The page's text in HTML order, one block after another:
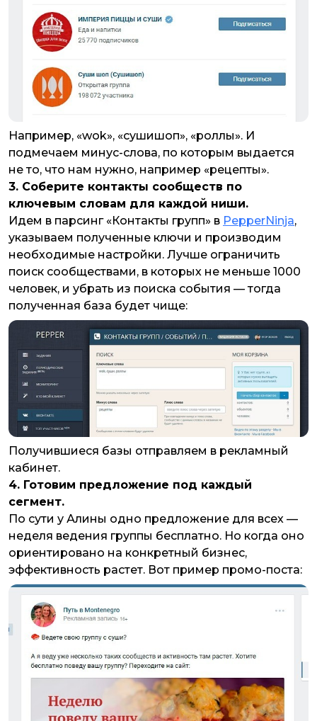
Например, «wok», «сушишоп», «роллы». И
подмечаем минус-слова, по которым выдается
не то, что нам нужно, например «рецепты».
3. Соберите контакты сообществ по
ключевым словам для каждой ниши.
Идем в парсинг «Контакты групп» в PepperNinja,
указываем полученные ключи и производим
необходимые настройки. Лучше ограничить
поиск сообществами, в которых не меньше 1000
человек, и убрать из поиска события — тогда
полученная база будет чище:
Получившиеся базы отправляем в рекламный
кабинет.
4. Готовим предложение под каждый
сегмент.
По сути у Алины одно предложение для всех —
неделя ведения группы бесплатно. Но когда оно
ориентировано на конкретный бизнес,
эффективность растет. Вот пример промо-поста: